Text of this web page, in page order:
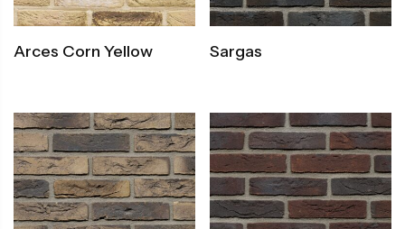
Arces Corn Yellow Sargas